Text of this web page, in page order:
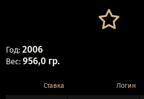
Год: 2006
Вес: 956,0 гр.
Ставка Логин